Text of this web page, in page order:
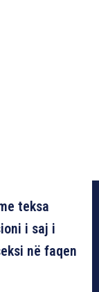
teksa
i saj i
në faqen